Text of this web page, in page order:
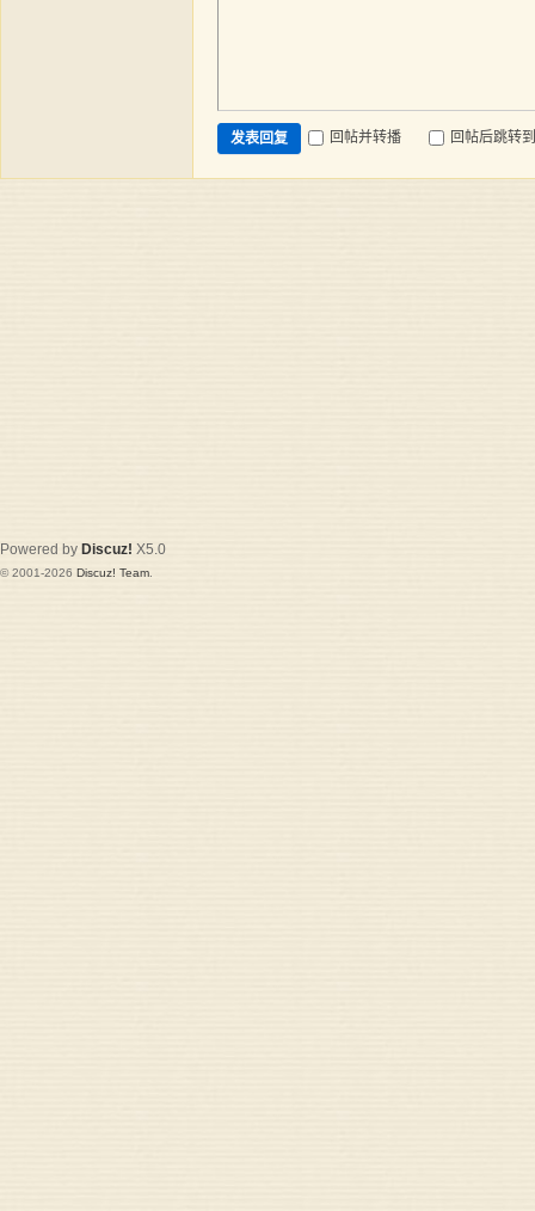
发表回复 回帖并转播 回帖后跳转
Powered by Discuz! X5.0
© 2001-2026 Discuz! Team